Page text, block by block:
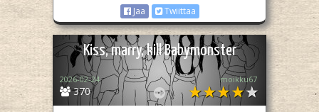
Jaa Twiittaa
Kiss, marry, kill Babymonster
370
2026-02-24 moikku67